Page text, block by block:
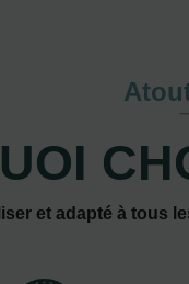
et adapté à tous